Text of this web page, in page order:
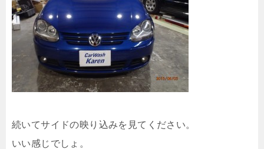
続いてサイドの映り込みを見てください。
いい感じでしょ。